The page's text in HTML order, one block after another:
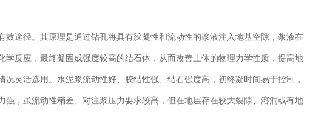
途径。其原理是通过钻孔将具有胶凝性和流动性的浆液注入地基空隙，浆液在
反应，最终凝固成强度较高的结石体，从而改善土体的物理力学性质，提高地
灵活选用。水泥浆流动性好、胶结性强、结石强度高，初终凝时间易于控制，
，虽流动性稍差、对注浆压力要求较高，但在地层存在较大裂隙、溶洞或有地